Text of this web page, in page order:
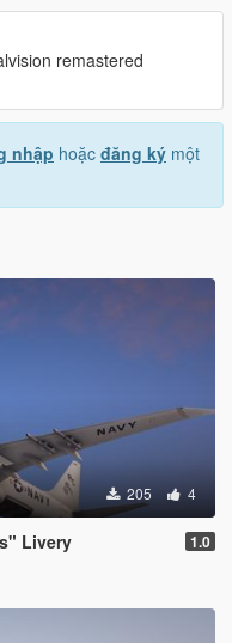
remastered
nhập hoặc đăng ký một
205 4
Livery 1.0